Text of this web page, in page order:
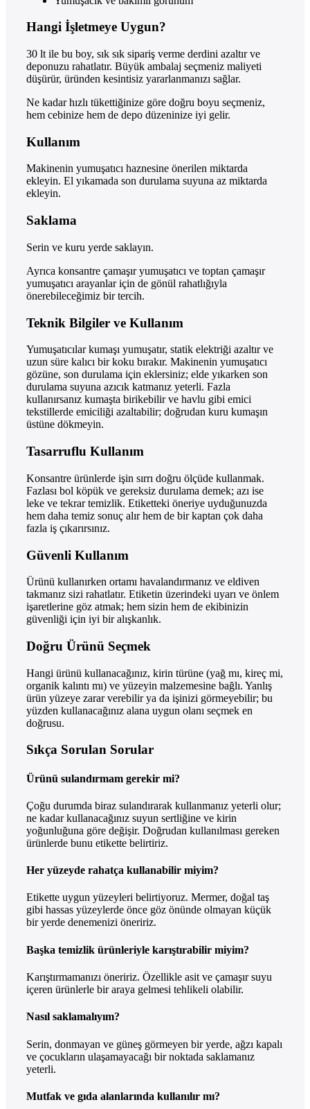
Hangi İşletmeye Uygun?
30 lt ile bu boy, sık sık sipariş verme derdini azaltır ve
deponuzu rahatlatır. Büyük ambalaj seçmeniz maliyeti
düşürür, üründen kesintisiz yararlanmanızı sağlar.
Ne kadar hızlı tükettiğinize göre doğru boyu seçmeniz,
hem cebinize hem de depo düzeninize iyi gelir.
Kullanım
Makinenin yumuşatıcı haznesine önerilen miktarda
ekleyin. El yıkamada son durulama suyuna az miktarda
ekleyin.
Saklama
Serin ve kuru yerde saklayın.
Ayrıca konsantre çamaşır yumuşatıcı ve toptan çamaşır
yumuşatıcı arayanlar için de gönül rahatlığıyla
önerebileceğimiz bir tercih.
Teknik Bilgiler ve Kullanım
Yumuşatıcılar kumaşı yumuşatır, statik elektriği azaltır ve
uzun süre kalıcı bir koku bırakır. Makinenin yumuşatıcı
gözüne, son durulama için eklersiniz; elde yıkarken son
durulama suyuna azıcık katmanız yeterli. Fazla
kullanırsanız kumaşta birikebilir ve havlu gibi emici
tekstillerde emiciliği azaltabilir; doğrudan kuru kumaşın
üstüne dökmeyin.
Tasarruflu Kullanım
Konsantre ürünlerde işin sırrı doğru ölçüde kullanmak.
Fazlası bol köpük ve gereksiz durulama demek; azı ise
leke ve tekrar temizlik. Etiketteki öneriye uyduğunuzda
hem daha temiz sonuç alır hem de bir kaptan çok daha
fazla iş çıkarırsınız.
Güvenli Kullanım
Ürünü kullanırken ortamı havalandırmanız ve eldiven
takmanız sizi rahatlatır. Etiketin üzerindeki uyarı ve önlem
işaretlerine göz atmak; hem sizin hem de ekibinizin
güvenliği için iyi bir alışkanlık.
Doğru Ürünü Seçmek
Hangi ürünü kullanacağınız, kirin türüne (yağ mı, kireç mi,
organik kalıntı mı) ve yüzeyin malzemesine bağlı. Yanlış
ürün yüzeye zarar verebilir ya da işinizi görmeyebilir; bu
yüzden kullanacağınız alana uygun olanı seçmek en
doğrusu.
Sıkça Sorulan Sorular
Ürünü sulandırmam gerekir mi?
Çoğu durumda biraz sulandırarak kullanmanız yeterli olur;
ne kadar kullanacağınız suyun sertliğine ve kirin
yoğunluğuna göre değişir. Doğrudan kullanılması gereken
ürünlerde bunu etikette belirtiriz.
Her yüzeyde rahatça kullanabilir miyim?
Etikette uygun yüzeyleri belirtiyoruz. Mermer, doğal taş
gibi hassas yüzeylerde önce göz önünde olmayan küçük
bir yerde denemenizi öneririz.
Başka temizlik ürünleriyle karıştırabilir miyim?
Karıştırmamanızı öneririz. Özellikle asit ve çamaşır suyu
içeren ürünlerle bir araya gelmesi tehlikeli olabilir.
Nasıl saklamalıyım?
Serin, donmayan ve güneş görmeyen bir yerde, ağzı kapalı
ve çocukların ulaşamayacağı bir noktada saklamanız
yeterli.
Mutfak ve gıda alanlarında kullanılır mı?